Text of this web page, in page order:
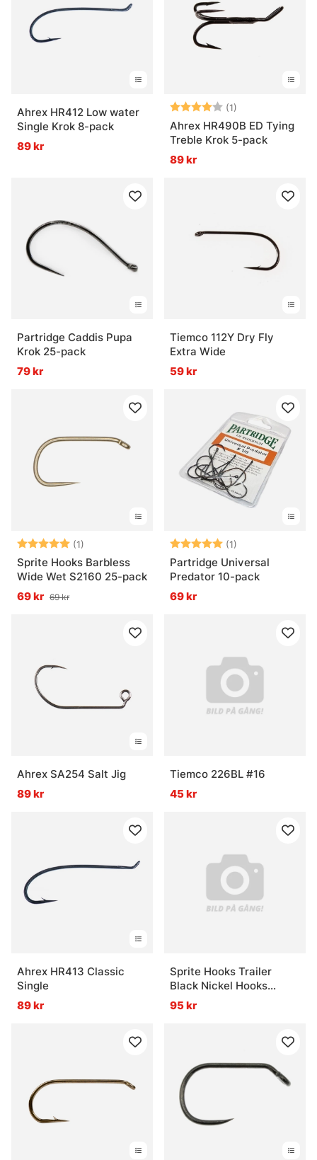
Ahrex HR412 Low water
Single Krok 8-pack
89 kr
Betyg: (1)
Ahrex HR490B ED Tying
Treble Krok 5-pack
89 kr
Partridge Caddis Pupa
Krok 25-pack
79 kr
Tiemco 112Y Dry Fly
Extra Wide
59 kr
Betyg: (1)
5.0 utav 5 stjärnor
Sprite Hooks Barbless
Wide Wet S2160 25-pack
69 kr 69 kr
Betyg: (1)
Partridge Universal
Predator 10-pack
69 kr
Ahrex SA254 Salt Jig
89 kr
Tiemco 226BL #16
45 kr
Ahrex HR413 Classic
Single
89 kr
Sprite Hooks Trailer
Black Nickel Hooks
S1970 25-pack - #10
95 kr